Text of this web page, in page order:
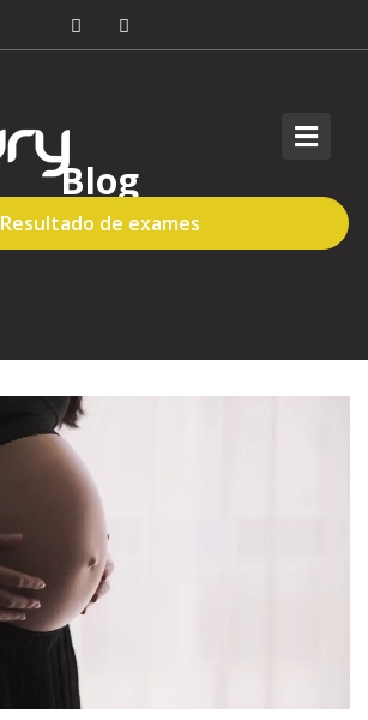
Resultado de exames
Blog